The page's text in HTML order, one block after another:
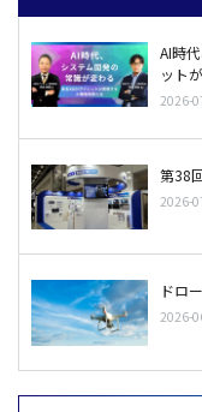
AI時
ット
2026-
第38
2026-
ドロ
2026-